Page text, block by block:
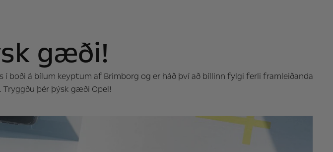
gæði!
boði á bílum keyptum af Brimborg og er háð því að bíllinn fylgi ferli framleiðanda
þér þýsk gæði Opel!